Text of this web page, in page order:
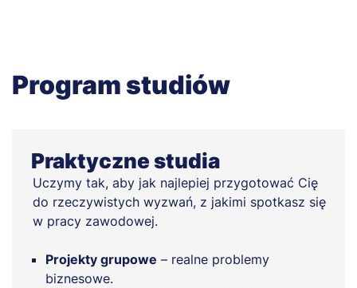
Program studiów
Praktyczne studia
Uczymy tak, aby jak najlepiej przygotować Cię
do rzeczywistych wyzwań, z jakimi spotkasz się
w pracy zawodowej.
Projekty grupowe – realne problemy
biznesowe.